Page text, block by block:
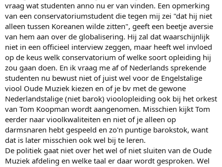
vraag wat studenten anno nu er van vinden. Een opmerking
van een conservatoriumstudent die tegen mij zei "dat hij niet
alleen tussen Koreanen wilde zitten", geeft een beetje aversie
van hem aan over de globalisering. Hij zal dat waarschijnlijk
niet in een officieel interview zeggen, maar heeft wel invloed
op de keus welk conservatorium of welke soort opleiding hij
zou gaan doen. En ik vraag me af of Nederlands sprekende
studenten nu bewust niet of juist wel voor de Engelstalige
viool Oude Muziek kiezen en of je bv met de gewone
Nederlandstalige (niet barok) vioolopleiding ook bij het orkest
van Tom Koopman wordt aangenomen. Misschien kijkt Tom
eerder naar vioolkwaliteiten en niet of je alleen op
darmsnaren hebt gespeeld en zo'n puntige barokstok, want
dat is later misschien ook wel bij te leren.
De politiek gaat niet over het wel of niet sluiten van de Oude
Muziek afdeling en welke taal er daar wordt gesproken. Wel